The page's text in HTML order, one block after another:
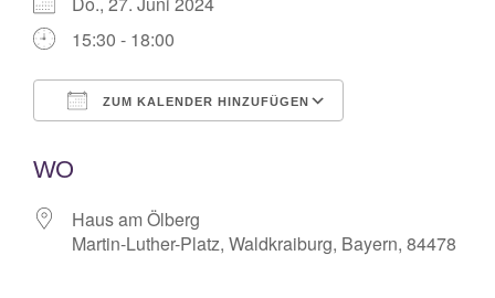
15:30 - 18:00
ZUM KALENDER HINZUFÜGEN
WO
Haus am Ölberg
Martin-Luther-Platz, Waldkraiburg, Bayern, 84478